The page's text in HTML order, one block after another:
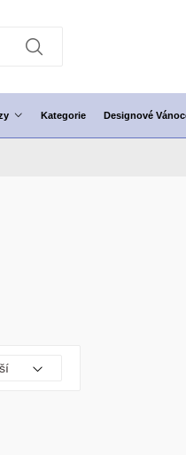
Kategorie Designové